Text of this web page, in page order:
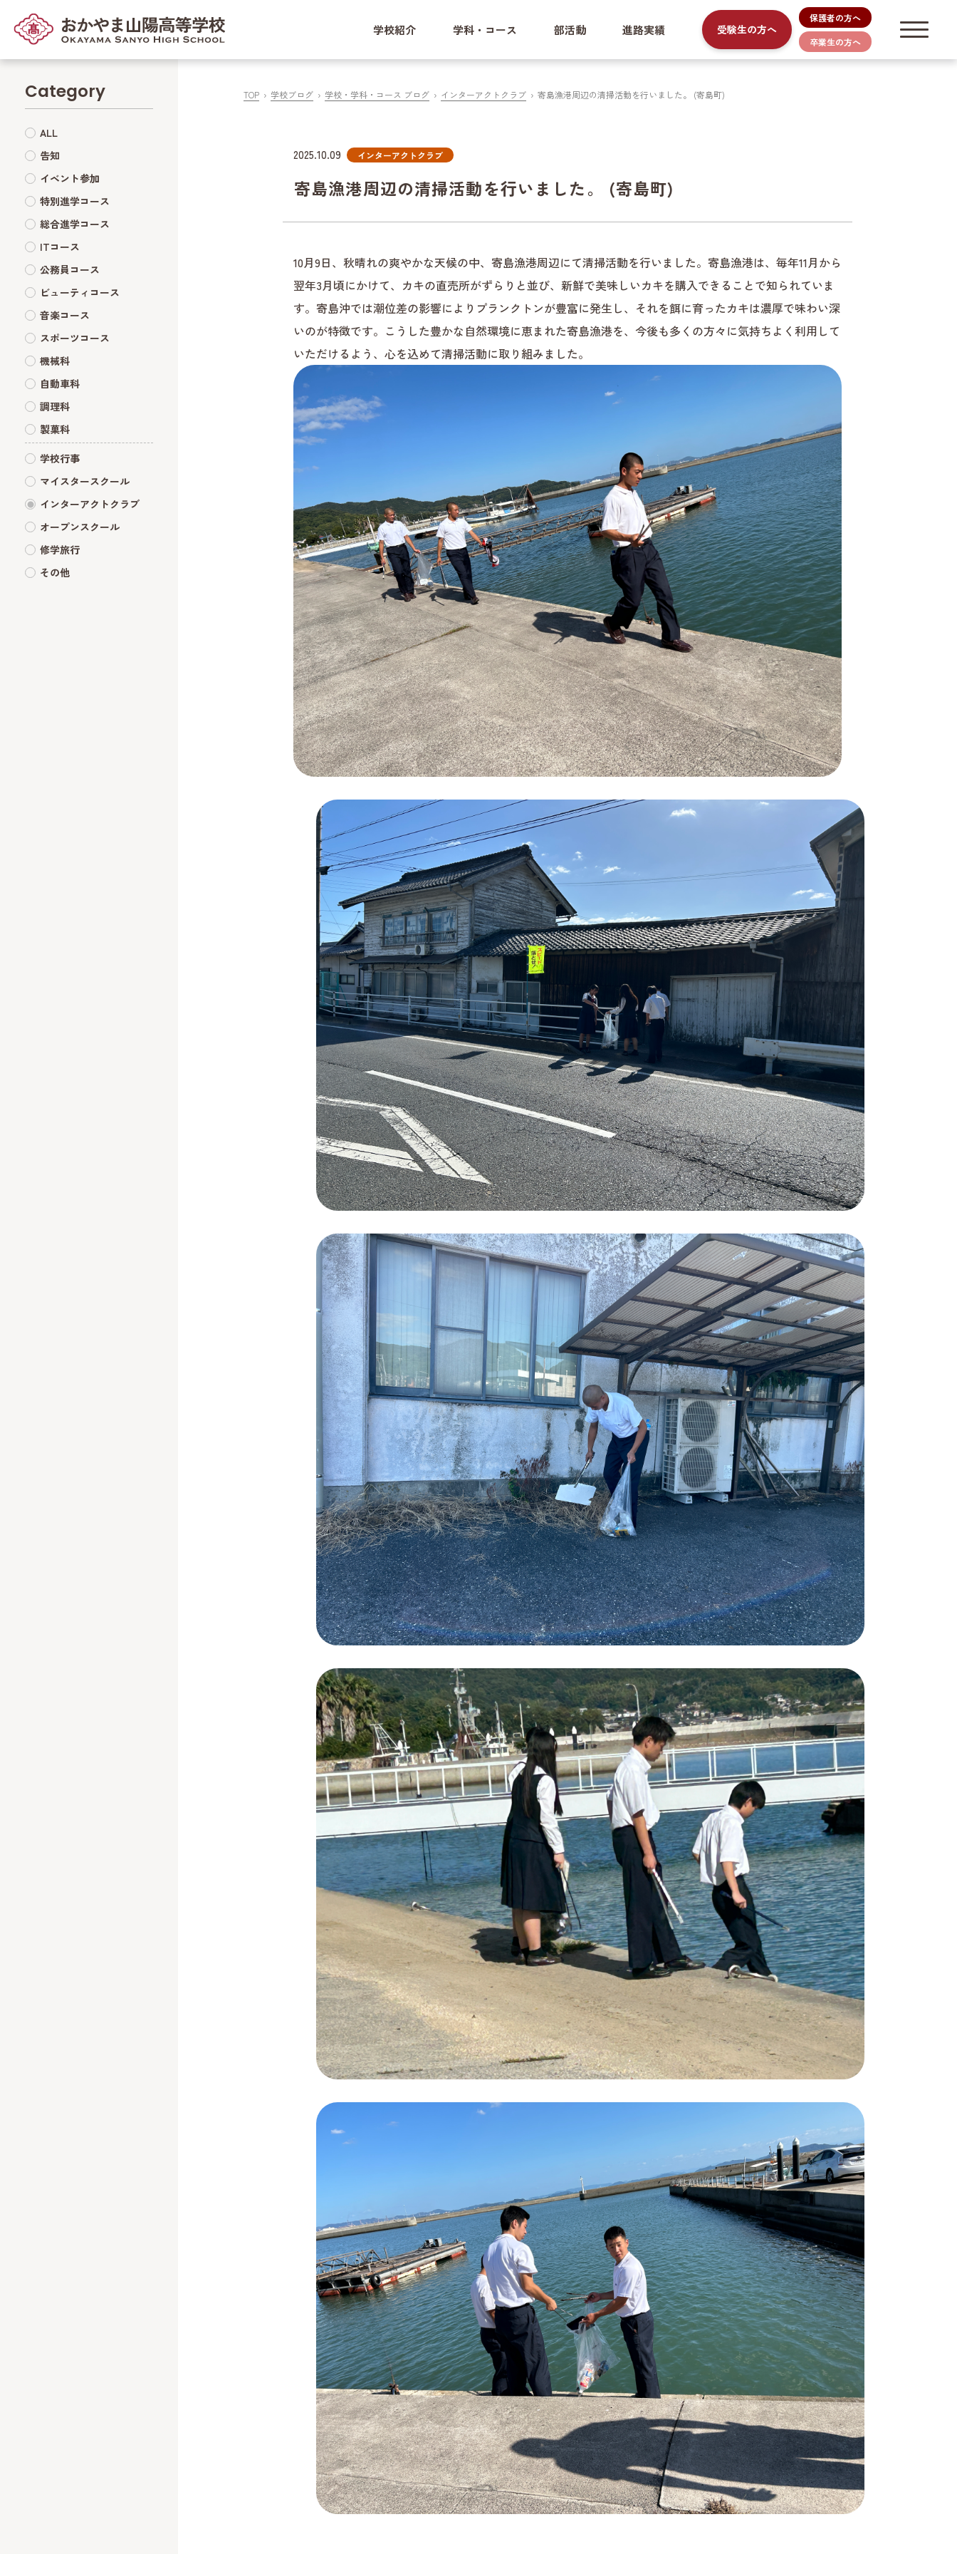
学校紹介 学科・コース 部活動 進路実績 受験生の方へ
保護者の方へ
卒業生の方へ
TOP 学校ブログ 学校・学科・コース ブログ インターアクトクラブ 寄島漁港周辺の清掃活動を行いました。 (寄島町)
2025.10.09 インターアクトクラブ
寄島漁港周辺の清掃活動を行いました。 (寄島町)
10月9日、秋晴れの爽やかな天候の中、寄島漁港周辺にて清掃活動を行いました。寄島漁港は、毎年11月から
翌年3月頃にかけて、カキの直売所がずらりと並び、新鮮で美味しいカキを購入できることで知られていま
す。寄島沖では潮位差の影響によりプランクトンが豊富に発生し、それを餌に育ったカキは濃厚で味わい深
いのが特徴です。こうした豊かな自然環境に恵まれた寄島漁港を、今後も多くの方々に気持ちよく利用して
いただけるよう、心を込めて清掃活動に取り組みました。
Category
ALL
告知
イベント参加
特別進学コース
総合進学コース
ITコース
公務員コース
ビューティコース
音楽コース
スポーツコース
機械科
自動車科
調理科
製菓科
学校行事
マイスタースクール
インターアクトクラブ
オープンスクール
修学旅行
その他